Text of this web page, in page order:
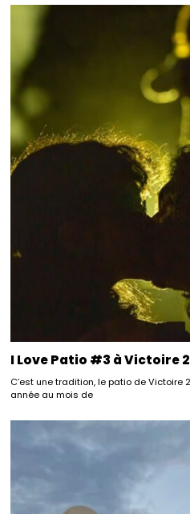
I Love Patio #3 à Victoire
C’est une tradition, le patio de
année au mois de